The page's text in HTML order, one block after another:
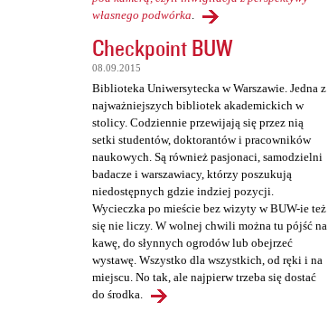
własnego podwórka.
Checkpoint BUW
08.09.2015
Biblioteka Uniwersytecka w Warszawie. Jedna z
najważniejszych bibliotek akademickich w
stolicy. Codziennie przewijają się przez nią
setki studentów, doktorantów i pracowników
naukowych. Są również pasjonaci, samodzielni
badacze i warszawiacy, którzy poszukują
niedostępnych gdzie indziej pozycji.
Wycieczka po mieście bez wizyty w BUW-ie też
się nie liczy. W wolnej chwili można tu pójść na
kawę, do słynnych ogrodów lub obejrzeć
wystawę. Wszystko dla wszystkich, od ręki i na
miejscu. No tak, ale najpierw trzeba się dostać
do środka.